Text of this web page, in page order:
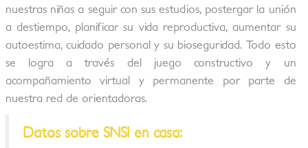
nuestras niñas a seguir con sus estudios, postergar la unión
a destiempo, planificar su vida reproductiva, aumentar su
autoestima, cuidado personal y su bioseguridad. Todo esto
se logra a través del juego constructivo y un
acompañamiento virtual y permanente por parte de
nuestra red de orientadoras.
Datos sobre SNSI en casa: